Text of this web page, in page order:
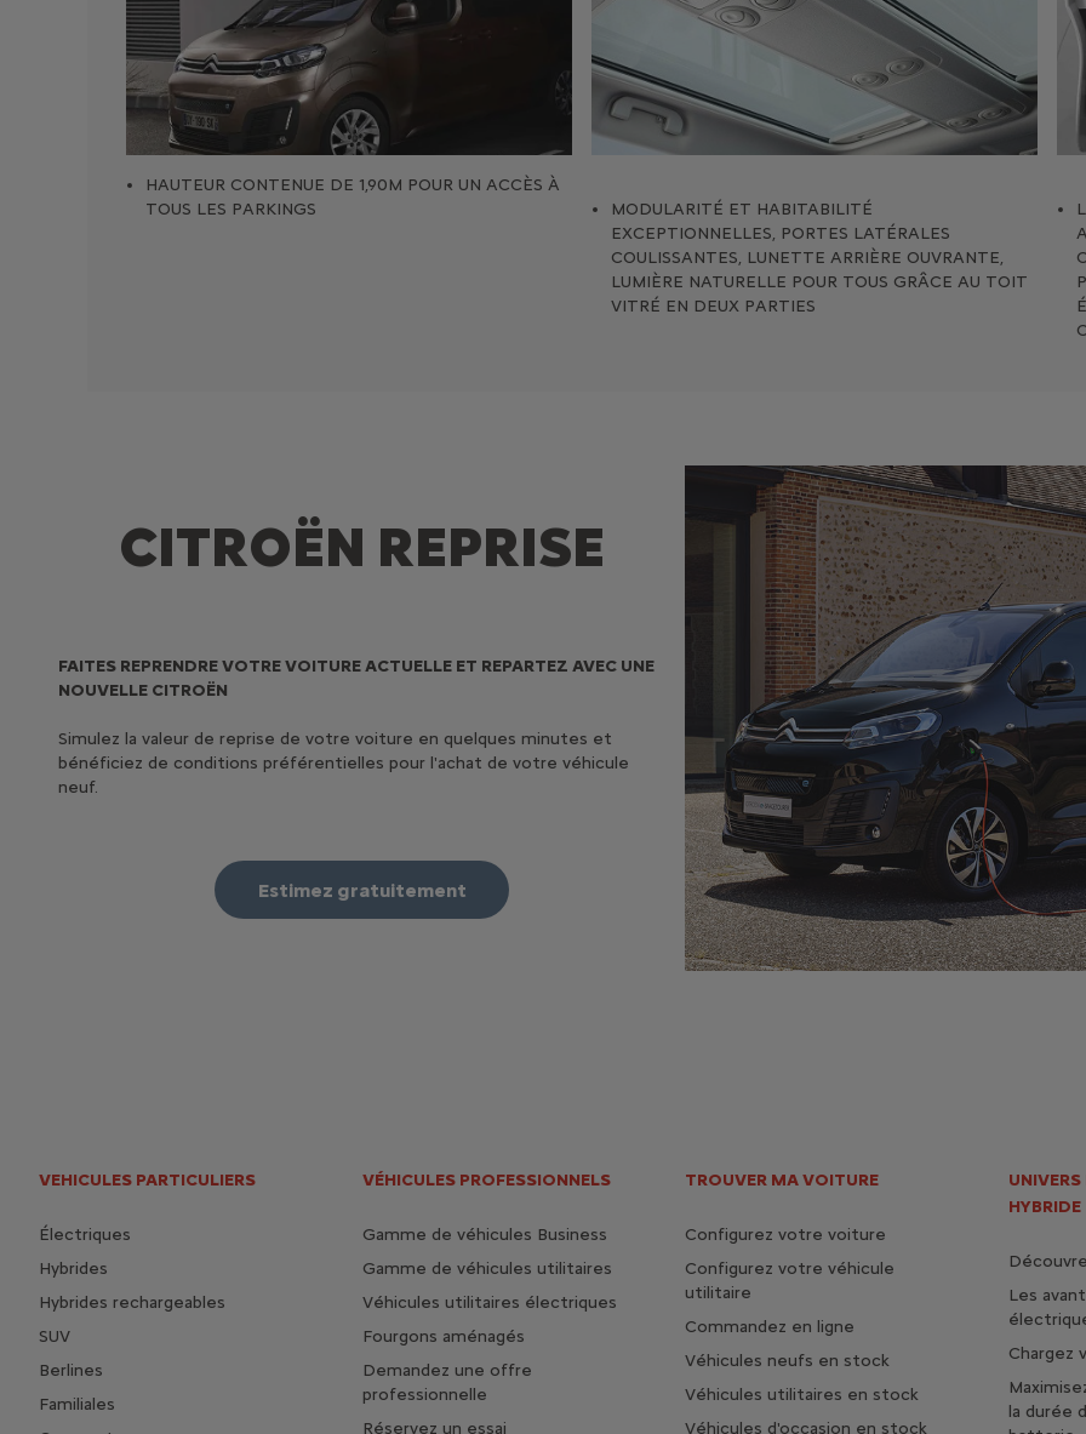
HAUTEUR CONTENUE DE 1,90M POUR UN ACCÈS À
TOUS LES PARKINGS
MODULARITÉ ET HABITABILITÉ
EXCEPTIONNELLES, PORTES LATÉRALES
COULISSANTES, LUNETTE ARRIÈRE OUVRANTE,
LUMIÈRE NATURELLE POUR TOUS GRÂCE AU TOIT
VITRÉ EN DEUX PARTIES
CITROËN REPRISE
FAITES REPRENDRE VOTRE VOITURE ACTUELLE ET REPARTEZ AVEC UNE
NOUVELLE CITROËN
Simulez la valeur de reprise de votre voiture en quelques minutes et
bénéficiez de conditions préférentielles pour l'achat de votre véhicule
neuf.
Estimez gratuitement
VEHICULES PARTICULIERS
Électriques
Hybrides
Hybrides rechargeables
SUV
Berlines
Familiales
VÉHICULES PROFESSIONNELS
Gamme de véhicules Business
Gamme de véhicules utilitaires
Véhicules utilitaires électriques
Fourgons aménagés
Demandez une offre
professionnelle
Réservez un essai
TROUVER MA VOITURE
Configurez votre voiture
Configurez votre véhicule
utilitaire
Commandez en ligne
Véhicules neufs en stock
Véhicules utilitaires en stock
Véhicules d'occasion en stock
HYBRIDE
Les
Chargez
la durée